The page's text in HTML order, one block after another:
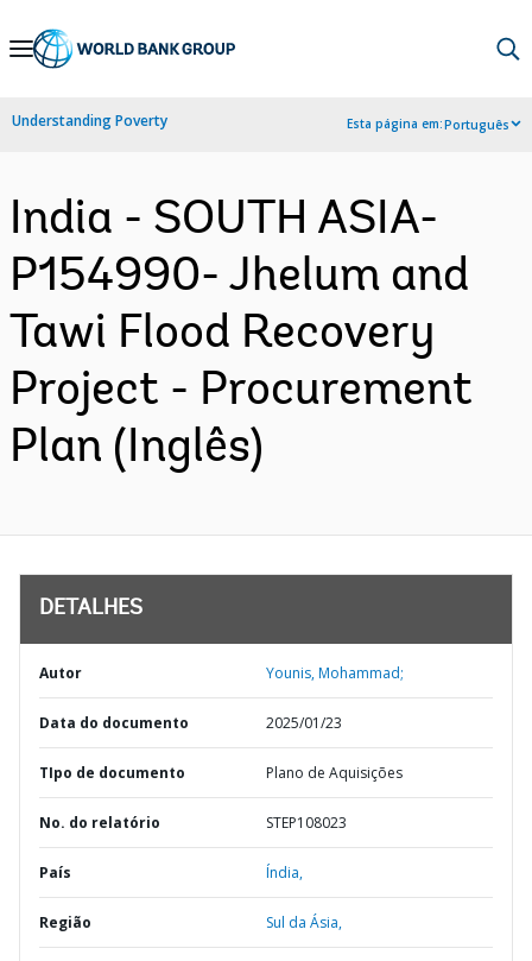
Skip
Navigation
Understanding Poverty Esta página em:Português
India - SOUTH ASIA-
P154990- Jhelum and
Tawi Flood Recovery
Project - Procurement
Plan (Inglês)
DETALHES
Autor Younis, Mohammad;
Data do documento 2025/01/23
TIpo de documento Plano de Aquisições
No. do relatório STEP108023
País Índia,
Região Sul da Ásia,